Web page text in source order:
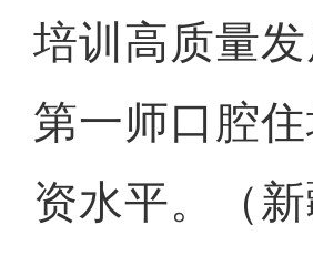
培训高质量
第一师口腔
资水平。（